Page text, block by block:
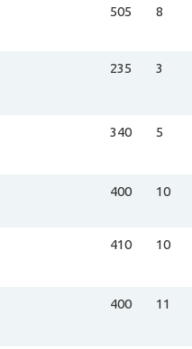
505 8
235 3
340 5
400 10
410 10
400 11